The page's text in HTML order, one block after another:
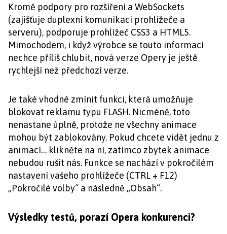
Kromě podpory pro rozšíření a WebSockets
(zajišťuje duplexní komunikaci prohlížeče a
serveru), podporuje prohlížeč CSS3 a HTML5.
Mimochodem, i když výrobce se touto informací
nechce příliš chlubit, nová verze Opery je ještě
rychlejší než předchozí verze.
Je také vhodné zmínit funkci, která umožňuje
blokovat reklamu typu FLASH. Nicméně, toto
nenastane úplně, protože ne všechny animace
mohou být zablokovány. Pokud chcete vidět jednu z
animací… klikněte na ní, zatímco zbytek animace
nebudou rušit nás. Funkce se nachází v pokročilém
nastavení vašeho prohlížeče (CTRL + F12)
„Pokročilé volby“ a následně „Obsah“.
Výsledky testů, porazí Opera konkurenci?